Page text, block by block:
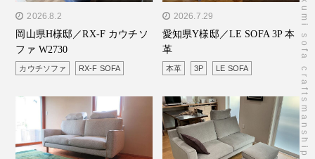
takumi sofa craftsmanship
" alt="岡山県H様邸／RX-F
カウチソファ W2730"/>
2026.8.2
岡山県H様邸／RX-F カウチソ
ファ W2730
カウチソファ RX-F SOFA
" alt="愛知県Y様邸／LE
SOFA 3P 本革"/>
2026.7.29
愛知県Y様邸／LE SOFA 3P 本
革
本革 3P LE SOFA